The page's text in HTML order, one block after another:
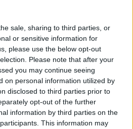
sale, sharing to third parties, or
or sensitive information for
please use the below opt-out
Please note that after your
you may continue seeing
on personal information utilized by
disclosed to third parties prior to
opt-out of the further
information by third parties on the
This information may